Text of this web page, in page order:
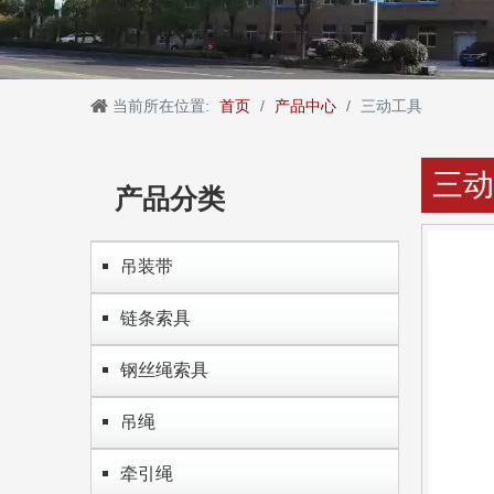
当前所在位置: 首页 / 产品中心 / 三动工具
产品分类
吊装带
链条索具
钢丝绳索具
吊绳
牵引绳
三